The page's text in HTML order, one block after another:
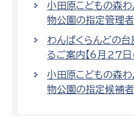
小田原こどもの森
物公園の指定管理
わんぱくらんどの
るご案内【6月27日
小田原こどもの森
物公園の指定候補